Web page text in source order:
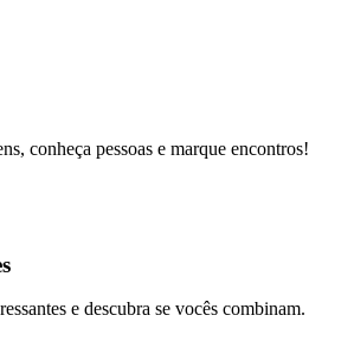
conheça pessoas e marque encontros!
e descubra se vocês combinam.